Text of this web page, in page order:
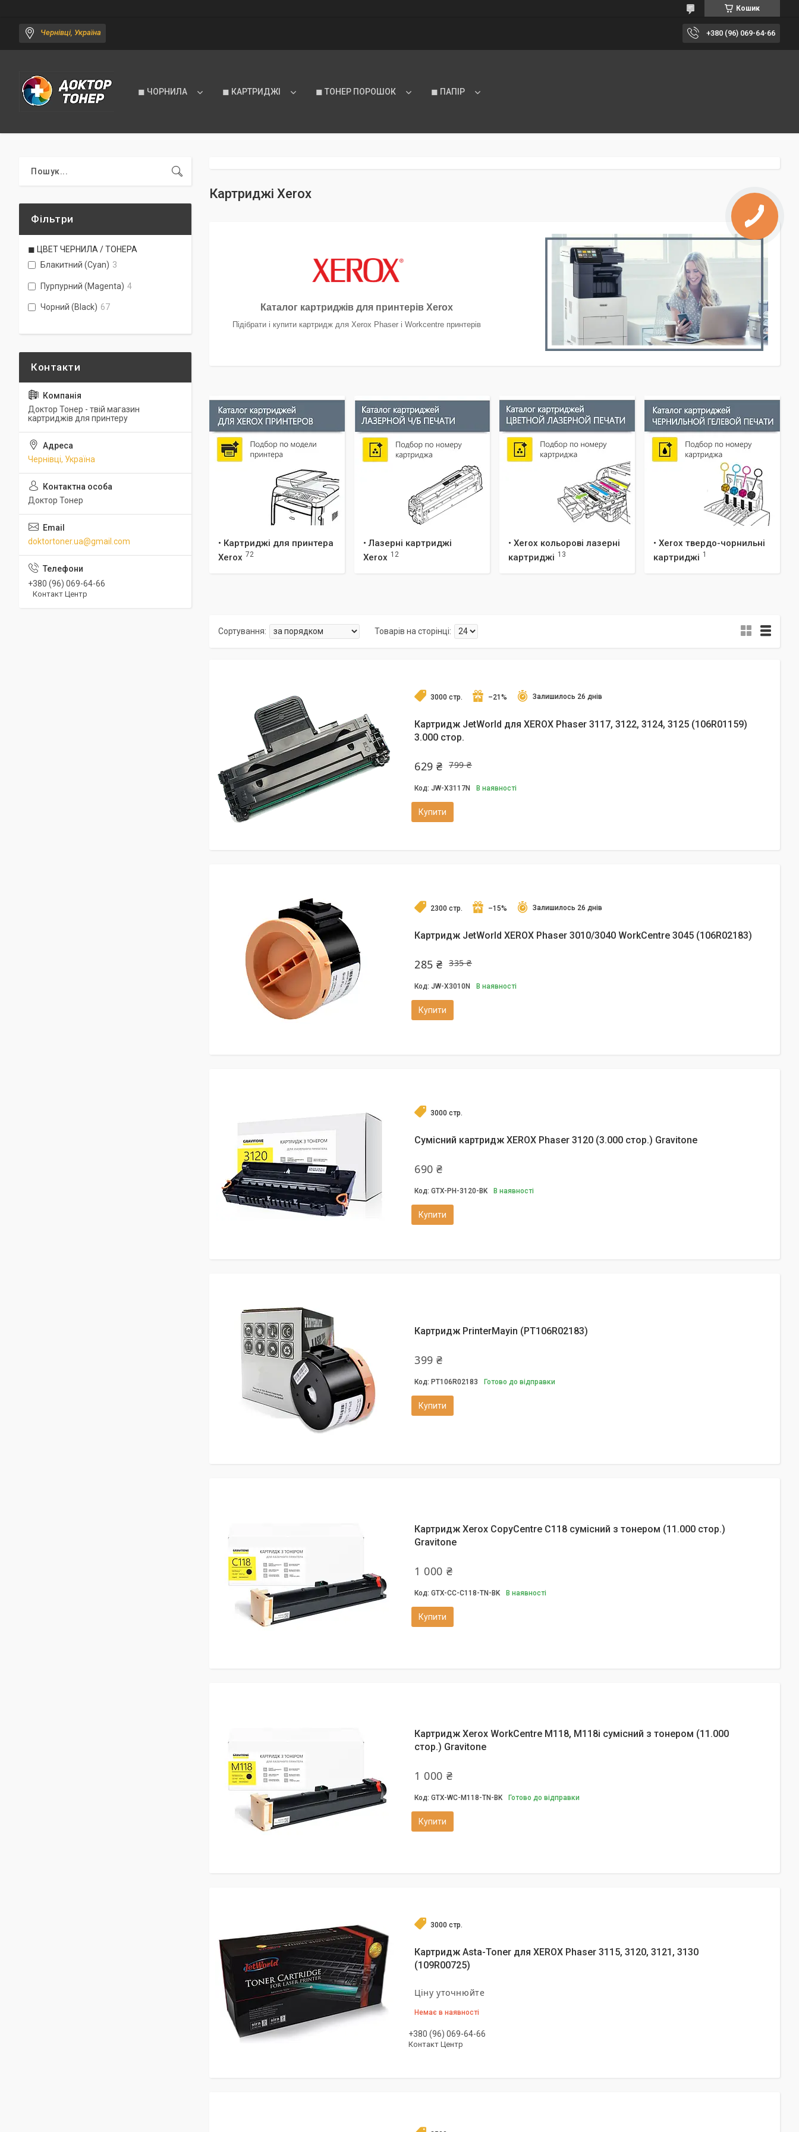
Кошик
Чернівці, Україна +380 (96) 069-64-66
◼ ЧОРНИЛА ◼ КАРТРИДЖІ ◼ ТОНЕР ПОРОШОК ◼ ПАПІР
Картриджі Xerox
Каталог картриджів для принтерів Xerox
Підібрати і купити картридж для Xerox Phaser і Workcentre принтерів
• Картриджі для принтера
Xerox 72
• Лазерні картриджі
Xerox 12
• Xerox кольорові лазерні
картриджі 13
• Xerox твердо-чорнильні
картриджі 1
3000 стр. –21% Залишилось 26 днів
Картридж JetWorld для XEROX Phaser 3117, 3122, 3124, 3125 (106R01159)
3.000 стор.
799 ₴
629 ₴
JW-X3117N В наявності
Купити
2300 стр. –15% Залишилось 26 днів
Картридж JetWorld XEROX Phaser 3010/3040 WorkCentre 3045 (106R02183)
335 ₴
285 ₴
JW-X3010N В наявності
Купити
3000 стр.
Сумісний картридж XEROX Phaser 3120 (3.000 стор.) Gravitone
690 ₴
GTX-PH-3120-BK В наявності
Купити
Картридж PrinterMayin (PT106R02183)
399 ₴
PT106R02183 Готово до відправки
Купити
Картридж Xerox CopyCentre C118 сумісний з тонером (11.000 стор.)
Gravitone
1 000 ₴
GTX-CC-C118-TN-BK В наявності
Купити
Картридж Xerox WorkCentre M118, M118i сумісний з тонером (11.000
стор.) Gravitone
1 000 ₴
GTX-WC-M118-TN-BK Готово до відправки
Купити
3000 стр.
Картридж Asta-Toner для XEROX Phaser 3115, 3120, 3121, 3130
(109R00725)
Ціну уточнюйте
Немає в наявності
+380 (96) 069-64-66
Контакт Центр
Фільтри
◼ ЦВЕТ ЧЕРНИЛА / ТОНЕРА
Блакитний (Cyan) 3
Пурпурний (Magenta) 4
Чорний (Black) 67
Доктор Тонер - твій магазин
картриджів для принтеру
Чернівці, Україна
Доктор Тонер
doktortoner.ua@gmail.com
+380 (96) 069-64-66
Контакт Центр